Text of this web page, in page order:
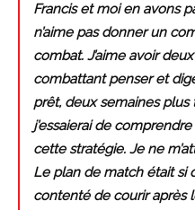
Francis et moi en avons
n’aime pas donner un
combat. J’aime avoir
combattant penser et
prêt, deux semaines plus
j’essaierai de
cette stratégie. Je ne
Le plan de match était si
contenté de courir après